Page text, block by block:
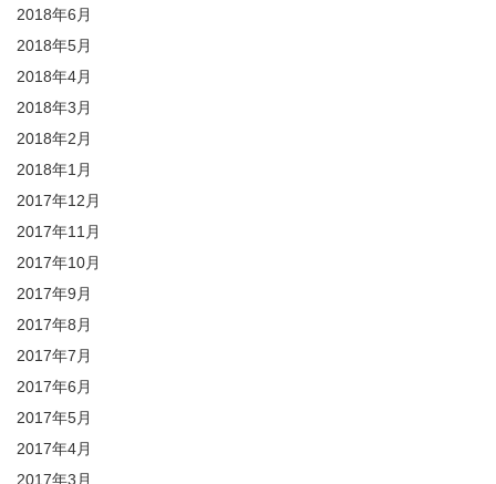
2018年6月
2018年5月
2018年4月
2018年3月
2018年2月
2018年1月
2017年12月
2017年11月
2017年10月
2017年9月
2017年8月
2017年7月
2017年6月
2017年5月
2017年4月
2017年3月